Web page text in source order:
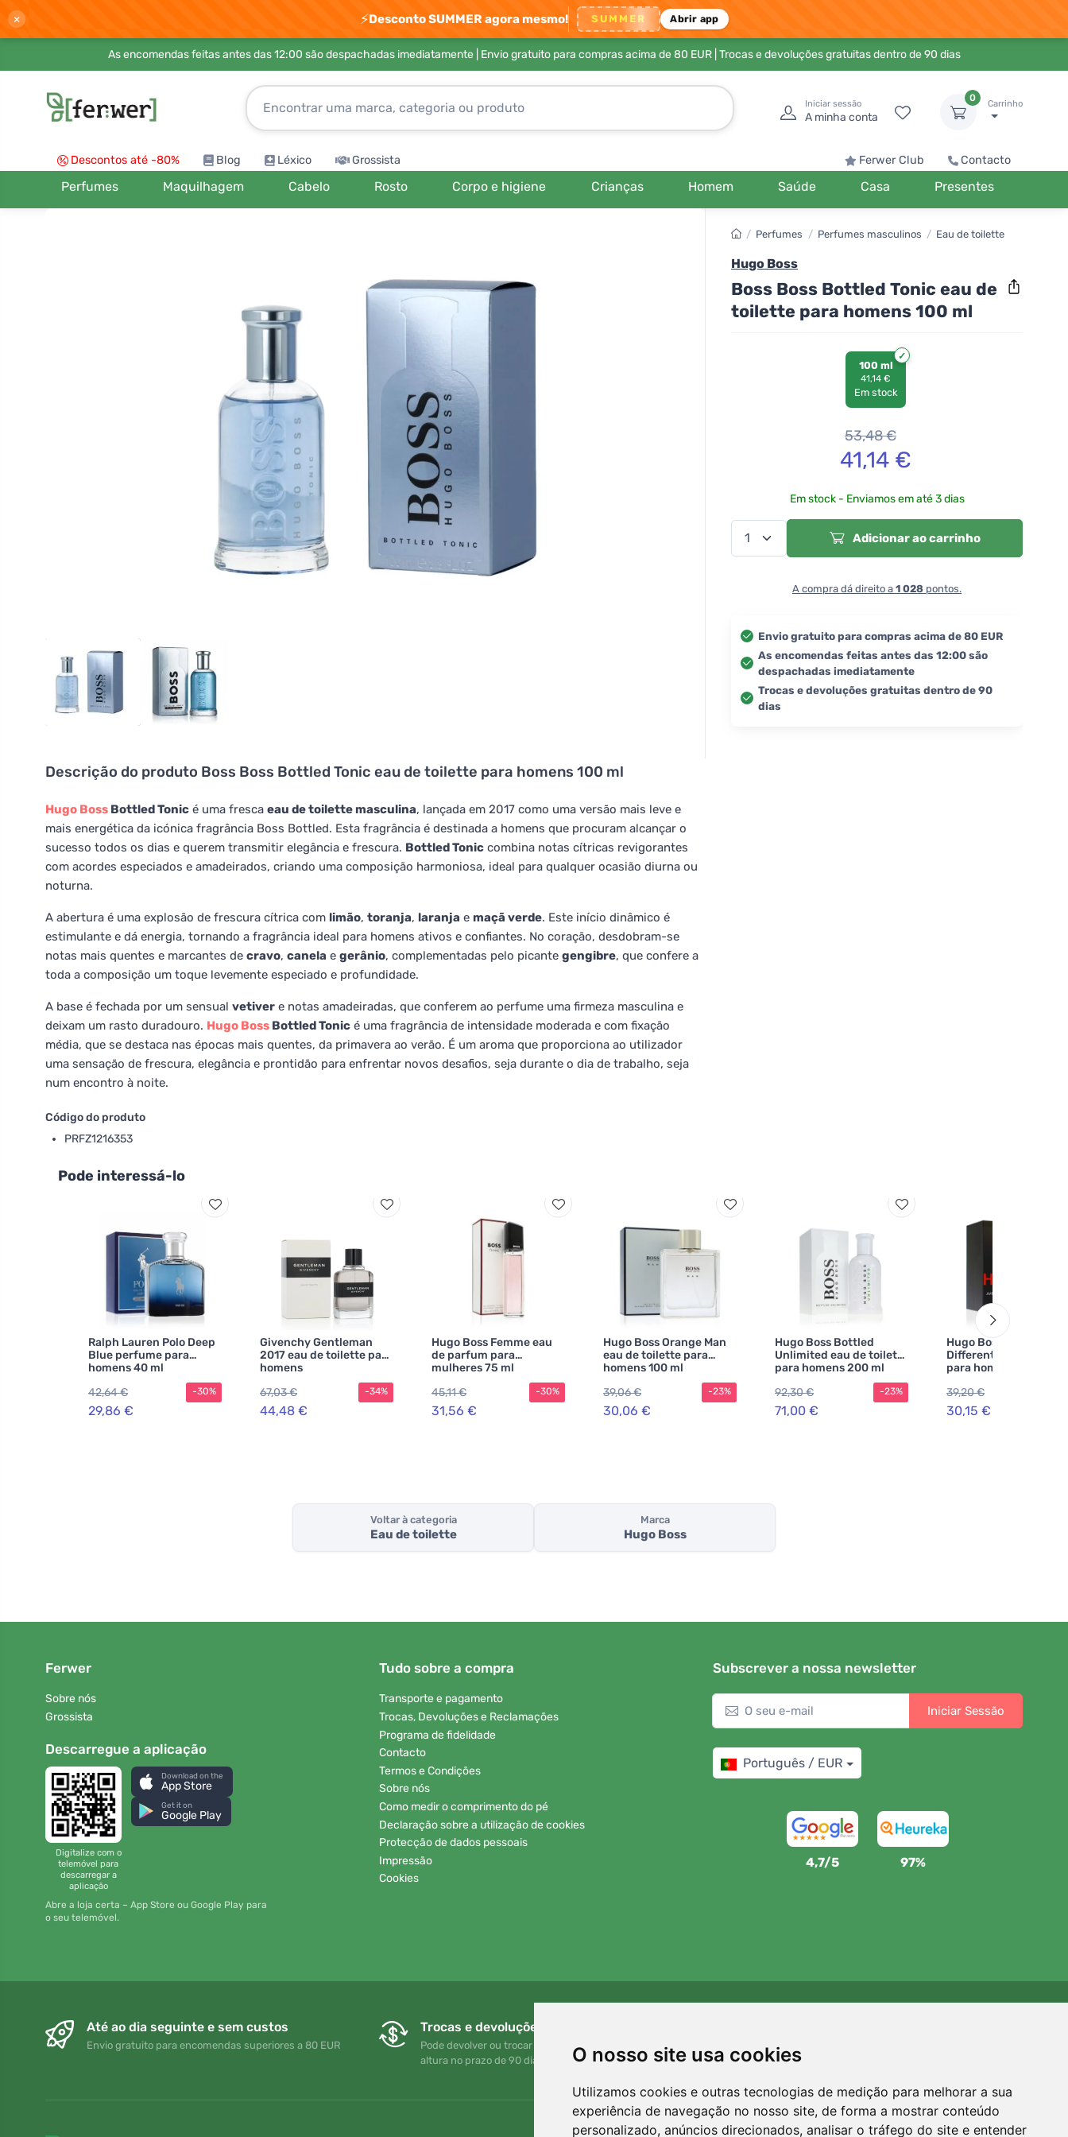
O nosso site usa cookies
Utilizamos cookies e outras tecnologias de medição para melhorar a sua
experiência de navegação no nosso site, de forma a mostrar conteúdo
personalizado, anúncios direcionados, analisar o tráfego do site e entender
× ⚡Desconto SUMMER agora mesmo! SUMMER Abrir app
As encomendas feitas antes das 12:00 são despachadas imediatamente | Envio gratuito para compras acima de 80 EUR| Trocas e devoluções gratuitas dentro de 90 dias
Iniciar sessão
A minha conta
0
Carrinho
Descontos até -80% Blog Léxico Grossista Ferwer Club Contacto
Perfumes Maquilhagem Cabelo Rosto Corpo e higiene Crianças Homem Saúde Casa Presentes
Descrição do produto Boss Boss Bottled Tonic eau de toilette para homens 100 ml
Hugo Boss Bottled Tonic é uma fresca eau de toilette masculina, lançada em 2017 como uma versão mais leve e
mais energética da icónica fragrância Boss Bottled. Esta fragrância é destinada a homens que procuram alcançar o
sucesso todos os dias e querem transmitir elegância e frescura. Bottled Tonic combina notas cítricas revigorantes
com acordes especiados e amadeirados, criando uma composição harmoniosa, ideal para qualquer ocasião diurna ou
noturna.
A abertura é uma explosão de frescura cítrica com limão, toranja, laranja e maçã verde. Este início dinâmico é
estimulante e dá energia, tornando a fragrância ideal para homens ativos e confiantes. No coração, desdobram-se
notas mais quentes e marcantes de cravo, canela e gerânio, complementadas pelo picante gengibre, que confere a
toda a composição um toque levemente especiado e profundidade.
A base é fechada por um sensual vetiver e notas amadeiradas, que conferem ao perfume uma firmeza masculina e
deixam um rasto duradouro. Hugo Boss Bottled Tonic é uma fragrância de intensidade moderada e com fixação
média, que se destaca nas épocas mais quentes, da primavera ao verão. É um aroma que proporciona ao utilizador
uma sensação de frescura, elegância e prontidão para enfrentar novos desafios, seja durante o dia de trabalho, seja
num encontro à noite.
Código do produto
PRFZ1216353
/ Perfumes / Perfumes masculinos / Eau de toilette
Hugo Boss
Boss Boss Bottled Tonic eau de
toilette para homens 100 ml
100 ml
41,14 €
Em stock
53,48€
41,14€
Em stock - Enviamos em até 3 dias
Adicionar ao carrinho
A compra dá direito a 1 028 pontos.
Envio gratuito para compras acima de 80 EUR
As encomendas feitas antes das 12:00 são
despachadas imediatamente
Trocas e devoluções gratuitas dentro de 90
dias
Pode interessá-lo
Ralph Lauren Polo Deep
Blue perfume para
homens 40 ml
42,64 €
29,86 €
-30%
Givenchy Gentleman
2017 eau de toilette para
homens
67,03 €
44,48 €
-34%
Hugo Boss Femme eau
de parfum para
mulheres 75 ml
45,11 €
31,56 €
-30%
Hugo Boss Orange Man
eau de toilette para
homens 100 ml
39,06 €
30,06 €
-23%
Hugo Boss Bottled
Unlimited eau de toilette
para homens 200 ml
92,30 €
71,00 €
-23%
Hugo Boss Hugo Just
Different eau de
para homens 75 ml
39,20 €
30,15 €
Voltar à categoria
Eau de toilette
Marca
Hugo Boss
Ferwer
Sobre nós
Grossista
Descarregue a aplicação
Digitalize com o
telemóvel para
descarregar a
aplicação
Download on the
App Store
Get it on
Google Play
Abre a loja certa – App Store ou Google Play para
o seu telemóvel.
Tudo sobre a compra
Transporte e pagamento
Trocas, Devoluções e Reclamações
Programa de fidelidade
Contacto
Termos e Condições
Sobre nós
Como medir o comprimento do pé
Declaração sobre a utilização de cookies
Protecção de dados pessoais
Impressão
Cookies
Subscrever a nossa newsletter
Iniciar Sessão
Português / EUR
4,7/5 97%
Até ao dia seguinte e sem custos
Envio gratuito para encomendas superiores a 80 EUR
Trocas e devoluções gratuitas
Pode devolver ou trocar a sua encomenda em qualquer
altura no prazo de 90 dias
Para cada encomenda plantamos uma árvore! Leia mais
Sobre nós